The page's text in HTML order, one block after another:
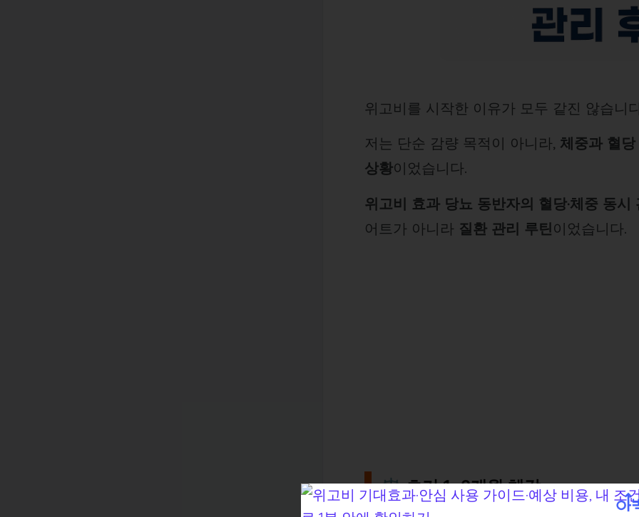
위고비를 시작한 이유가 모두 같진 않습니
저는 단순 감량 목적이 아니라, 체중과 혈
상황이었습니다.
위고비 효과 당뇨 동반자의 혈당·체중 동시
어트가 아니라 질환 관리 루틴이었습니다.
⚖️ 초기 1~2개월 체감